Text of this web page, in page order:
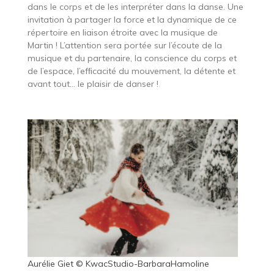
dans le corps et de les interpréter dans la danse. Une
invitation à partager la force et la dynamique de ce
répertoire en liaison étroite avec la musique de
Martin ! L’attention sera portée sur l’écoute de la
musique et du partenaire, la conscience du corps et
de l’espace, l’efﬁcacité du mouvement, la détente et
avant tout… le plaisir de danser !
Aurélie Giet © KwacStudio-BarbaraHamoline